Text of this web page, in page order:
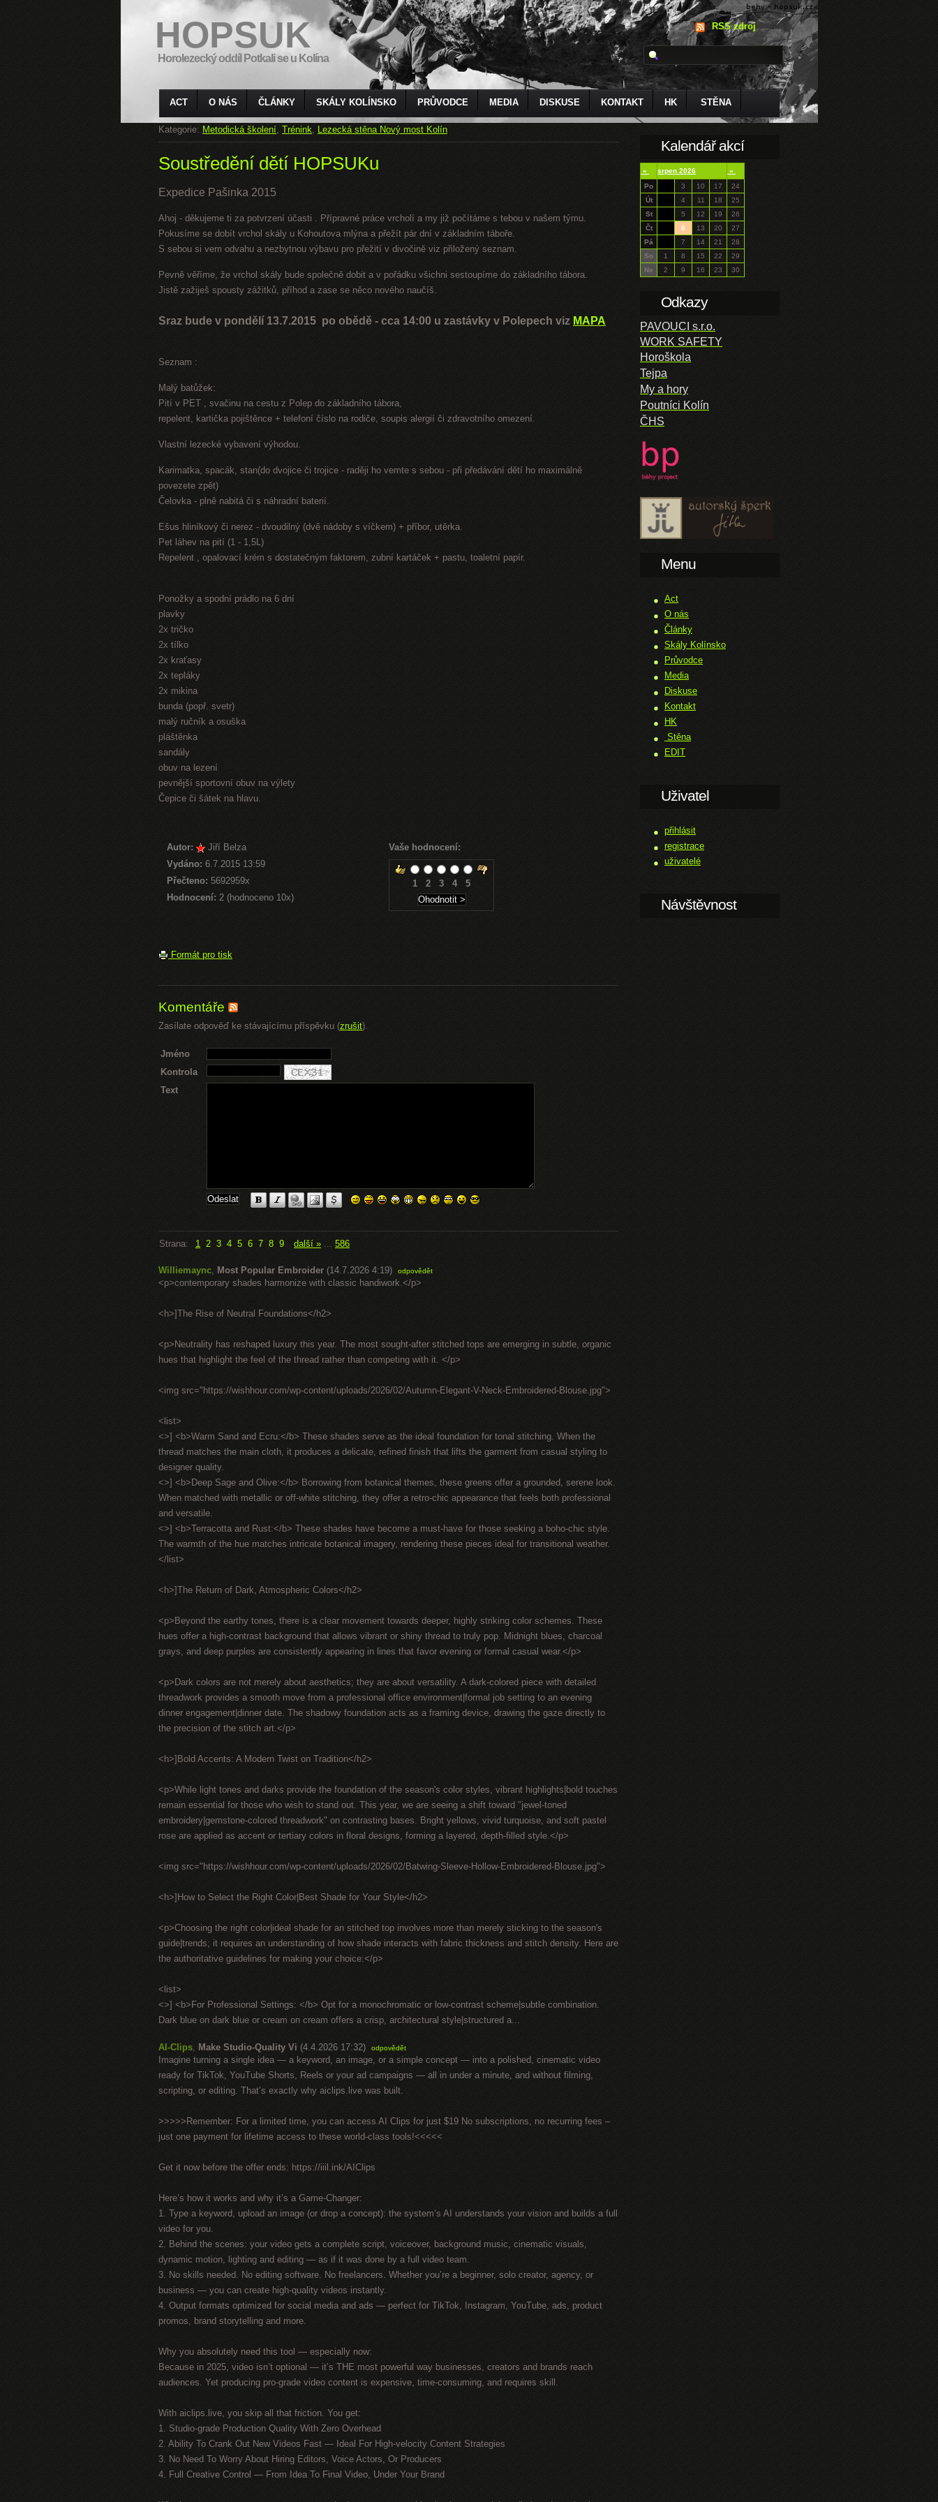
HOPSUK
Horolezecký oddíl Potkali se u Kolína
RSS zdroj
ACT O NÁS ČLÁNKY SKÁLY KOLÍNSKO PRŮVODCE MEDIA DISKUSE KONTAKT HK STĚNA
Kategorie: Metodická školení, Trénink, Lezecká stěna Nový most Kolín
Soustředění dětí HOPSUKu
Expedice Pašinka 2015
Ahoj - děkujeme ti za potvrzení účasti . Přípravné práce vrcholí a my již počítáme s tebou v našem týmu.
Pokusíme se dobít vrchol skály u Kohoutova mlýna a přežít pár dní v základním táboře.
S sebou si vem odvahu a nezbytnou výbavu pro přežití v divočině viz přiložený seznam.
Pevně věříme, že vrchol skály bude společně dobit a v pořádku všichni sestoupíme do základního tábora.
Jistě zažiješ spousty zážitků, příhod a zase se něco nového naučíš.
Sraz bude v pondělí 13.7.2015 po obědě - cca 14:00 u zastávky v Polepech viz MAPA
Seznam :
Malý batůžek:
Pití v PET , svačinu na cestu z Polep do základního tábora,
repelent, kartička pojištěnce + telefoní číslo na rodiče, soupis alergií či zdravotního omezení.
Vlastní lezecké vybavení výhodou.
Karimatka, spacák, stan(do dvojice či trojice - raději ho vemte s sebou - při předávání dětí ho maximálně
povezete zpět)
Čelovka - plně nabitá či s náhradní baterií.
Ešus hliníkový či nerez - dvoudilný (dvě nádoby s víčkem) + příbor, utěrka.
Pet láhev na pití (1 - 1,5L)
Repelent , opalovací krém s dostatečným faktorem, zubní kartáček + pastu, toaletní papír.
Ponožky a spodní prádlo na 6 dní
plavky
2x tričko
2x tílko
2x kraťasy
2x tepláky
2x mikina
bunda (popř. svetr)
malý ručník a osuška
pláštěnka
sandály
obuv na lezení
pevnější sportovní obuv na výlety
Čepice či šátek na hlavu.
Autor:
Jiří Belza
Vydáno: 6.7.2015 13:59
Přečteno: 5692959x
Hodnocení: 2 (hodnoceno 10x)
Vaše hodnocení:
1 2 3 4 5
Formát pro tisk
Komentáře
Zasílate odpověď ke stávajícímu příspěvku (zrušit).
Jméno
Kontrola
Text
Strana: 1 2 3 4 5 6 7 8 9 další » ... 586
Williemaync, Most Popular Embroider (14.7.2026 4:19) odpovědět
<p>contemporary shades harmonize with classic handiwork.</p>
<h>]The Rise of Neutral Foundations</h2>
<p>Neutrality has reshaped luxury this year. The most sought-after stitched tops are emerging in subtle, organic
hues that highlight the feel of the thread rather than competing with it. </p>
<img src="https://wishhour.com/wp-content/uploads/2026/02/Autumn-Elegant-V-Neck-Embroidered-Blouse.jpg">
<list>
<>] <b>Warm Sand and Ecru:</b> These shades serve as the ideal foundation for tonal stitching. When the
thread matches the main cloth, it produces a delicate, refined finish that lifts the garment from casual styling to
designer quality.
<>] <b>Deep Sage and Olive:</b> Borrowing from botanical themes, these greens offer a grounded, serene look.
When matched with metallic or off-white stitching, they offer a retro-chic appearance that feels both professional
and versatile.
<>] <b>Terracotta and Rust:</b> These shades have become a must-have for those seeking a boho-chic style.
The warmth of the hue matches intricate botanical imagery, rendering these pieces ideal for transitional weather.
</list>
<h>]The Return of Dark, Atmospheric Colors</h2>
<p>Beyond the earthy tones, there is a clear movement towards deeper, highly striking color schemes. These
hues offer a high-contrast background that allows vibrant or shiny thread to truly pop. Midnight blues, charcoal
grays, and deep purples are consistently appearing in lines that favor evening or formal casual wear.</p>
<p>Dark colors are not merely about aesthetics; they are about versatility. A dark-colored piece with detailed
threadwork provides a smooth move from a professional office environment|formal job setting to an evening
dinner engagement|dinner date. The shadowy foundation acts as a framing device, drawing the gaze directly to
the precision of the stitch art.</p>
<h>]Bold Accents: A Modern Twist on Tradition</h2>
<p>While light tones and darks provide the foundation of the season's color styles, vibrant highlights|bold touches
remain essential for those who wish to stand out. This year, we are seeing a shift toward "jewel-toned
embroidery|gemstone-colored threadwork" on contrasting bases. Bright yellows, vivid turquoise, and soft pastel
rose are applied as accent or tertiary colors in floral designs, forming a layered, depth-filled style.</p>
<img src="https://wishhour.com/wp-content/uploads/2026/02/Batwing-Sleeve-Hollow-Embroidered-Blouse.jpg">
<h>]How to Select the Right Color|Best Shade for Your Style</h2>
<p>Choosing the right color|ideal shade for an stitched top involves more than merely sticking to the season's
guide|trends; it requires an understanding of how shade interacts with fabric thickness and stitch density. Here are
the authoritative guidelines for making your choice:</p>
<list>
<>] <b>For Professional Settings: </b> Opt for a monochromatic or low-contrast scheme|subtle combination.
Dark blue on dark blue or cream on cream offers a crisp, architectural style|structured a...
AI-Clips, Make Studio-Quality Vi (4.4.2026 17:32) odpovědět
Imagine turning a single idea — a keyword, an image, or a simple concept — into a polished, cinematic video
ready for TikTok, YouTube Shorts, Reels or your ad campaigns — all in under a minute, and without filming,
scripting, or editing. That’s exactly why aiclips.live was built.
>>>>>Remember: For a limited time, you can access AI Clips for just $19 No subscriptions, no recurring fees –
just one payment for lifetime access to these world-class tools!<<<<<
Get it now before the offer ends: https://iiil.ink/AIClips
Here’s how it works and why it’s a Game-Changer:
1. Type a keyword, upload an image (or drop a concept): the system’s AI understands your vision and builds a full
video for you.
2. Behind the scenes: your video gets a complete script, voiceover, background music, cinematic visuals,
dynamic motion, lighting and editing — as if it was done by a full video team.
3. No skills needed. No editing software. No freelancers. Whether you’re a beginner, solo creator, agency, or
business — you can create high-quality videos instantly.
4. Output formats optimized for social media and ads — perfect for TikTok, Instagram, YouTube, ads, product
promos, brand storytelling and more.
Why you absolutely need this tool — especially now:
Because in 2025, video isn’t optional — it’s THE most powerful way businesses, creators and brands reach
audiences. Yet producing pro-grade video content is expensive, time-consuming, and requires skill.
With aiclips.live, you skip all that friction. You get:
1. Studio-grade Production Quality With Zero Overhead
2. Ability To Crank Out New Videos Fast — Ideal For High-velocity Content Strategies
3. No Need To Worry About Hiring Editors, Voice Actors, Or Producers
4. Full Creative Control — From Idea To Final Video, Under Your Brand
Kalendář akcí
« srpen 2026
»
Po
3 10 17
24
Út
4 11 18
25
St
5 12 19
26
Čt
6 13 20
27
Pá
7 14 21
28
So
1 8 15 22
29
Ne
2 9 16 23 30
Odkazy
PAVOUCI s.r.o.
WORK SAFETY
Horoškola
Tejpa
My a hory
Poutníci Kolín
ČHS
Menu
Act
O nás
Články
Skály Kolínsko
Průvodce
Media
Diskuse
Kontakt
HK
Stěna
EDIT
Uživatel
přihlásit
registrace
uživatelé
Návštěvnost